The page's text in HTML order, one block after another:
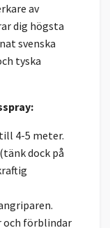
av
dig högsta
svenska
tyska
4-5 meter.
dock på
och förblindar